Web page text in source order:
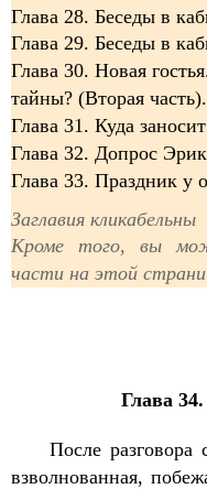
Глава 28. Беседы в
Глава 29. Беседы в
Глава 30. Новая
тайны? (Вторая часть).
Глава 31. Куда
Глава 32. Допрос
Глава 33. Праздник у
Заглавия кликабельны
Кроме того, вы
части на этой
Глава
После
взволнованная,